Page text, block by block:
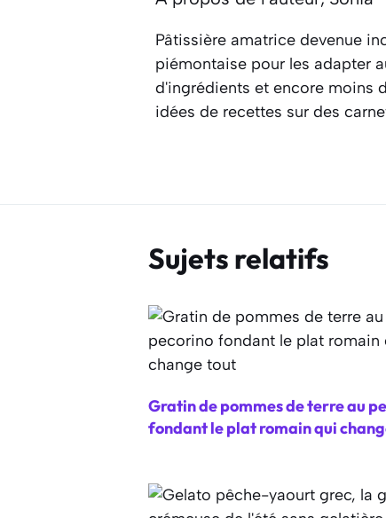
Pâtissière amatrice devenue
piémontaise pour les adapter
d'ingrédients et encore moins
idées de recettes sur des
Sujets relatifs
Gratin de pommes de terre au
fondant le plat romain qui